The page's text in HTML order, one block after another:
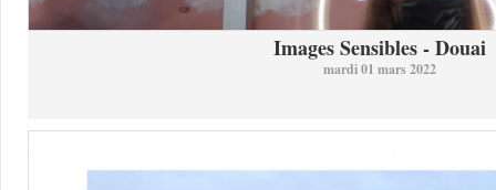
Images Sensibles - Douai
mardi 01 mars 2022